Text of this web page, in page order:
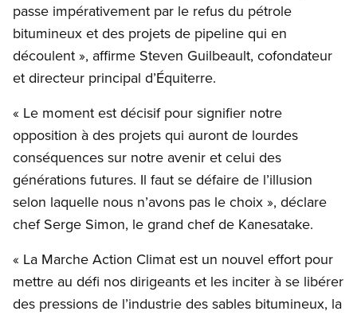
passe impérativement par le refus du pétrole
bitumineux et des projets de pipeline qui en
découlent », affirme Steven Guilbeault, cofondateur
et directeur principal d’Équiterre.
« Le moment est décisif pour signifier notre
opposition à des projets qui auront de lourdes
conséquences sur notre avenir et celui des
générations futures. Il faut se défaire de l’illusion
selon laquelle nous n’avons pas le choix », déclare
chef Serge Simon, le grand chef de Kanesatake.
« La Marche Action Climat est un nouvel effort pour
mettre au défi nos dirigeants et les inciter à se libérer
des pressions de l’industrie des sables bitumineux, la